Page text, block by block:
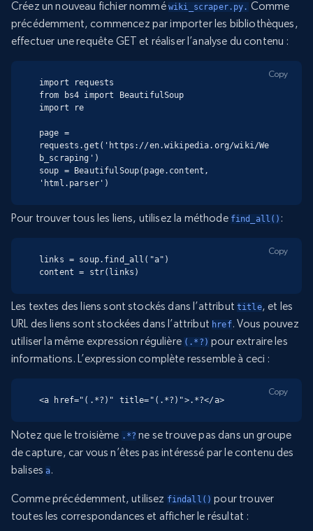
Créez un nouveau fichier nommé wiki_scraper.py. Comme
précédemment, commencez par importer les bibliothèques,
effectuer une requête GET et réaliser l’analyse du contenu :
import requests
from bs4 import BeautifulSoup
import re
page =
requests.get('https://en.wikipedia.org/wiki/We
b_scraping')
soup = BeautifulSoup(page.content,
'html.parser')
Copy
Pour trouver tous les liens, utilisez la méthode find_all() :
links = soup.find_all("a")
content = str(links)
Copy
Les textes des liens sont stockés dans l’attribut title, et les
URL des liens sont stockées dans l’attribut href. Vous pouvez
utiliser la même expression régulière (.*?) pour extraire les
informations. L’expression complète ressemble à ceci :
<a href="(.*?)" title="(.*?)">.*?</a>
Copy
Notez que le troisième .*? ne se trouve pas dans un groupe
de capture, car vous n’êtes pas intéressé par le contenu des
balisesa.
Comme précédemment, utilisez findall() pour trouver
toutes les correspondances et afficher le résultat :